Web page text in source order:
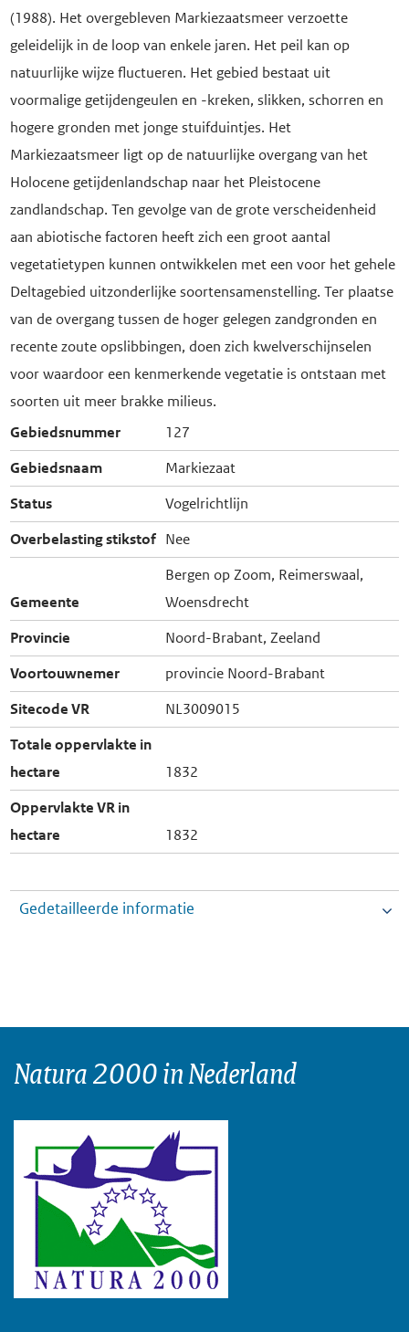
(1988). Het overgebleven Markiezaatsmeer verzoette
geleidelijk in de loop van enkele jaren. Het peil kan op
natuurlijke wijze fluctueren. Het gebied bestaat uit
voormalige getijdengeulen en -kreken, slikken, schorren en
hogere gronden met jonge stuifduintjes. Het
Markiezaatsmeer ligt op de natuurlijke overgang van het
Holocene getijdenlandschap naar het Pleistocene
zandlandschap. Ten gevolge van de grote verscheidenheid
aan abiotische factoren heeft zich een groot aantal
vegetatietypen kunnen ontwikkelen met een voor het gehele
Deltagebied uitzonderlijke soortensamenstelling. Ter plaatse
van de overgang tussen de hoger gelegen zandgronden en
recente zoute opslibbingen, doen zich kwelverschijnselen
voor waardoor een kenmerkende vegetatie is ontstaan met
soorten uit meer brakke milieus.
Gebiedsnummer
127
Gebiedsnaam
Markiezaat
Status
Vogelrichtlijn
Overbelasting stikstof Nee
Gemeente
Bergen op Zoom, Reimerswaal,
Woensdrecht
Provincie
Noord-Brabant, Zeeland
Voortouwnemer
provincie Noord-Brabant
Sitecode VR
NL3009015
Totale oppervlakte in
hectare
1832
Oppervlakte VR in
hectare
1832
Gedetailleerde informatie
Natura 2000 in Nederland